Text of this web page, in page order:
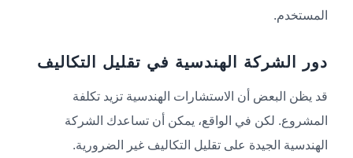
المستخدم.
دور الشركة الهندسية في تقليل التكاليف
قد يظن البعض أن الاستشارات الهندسية تزيد تكلفة
المشروع. لكن في الواقع، يمكن أن تساعدك الشركة
الهندسية الجيدة على تقليل التكاليف غير الضرورية.